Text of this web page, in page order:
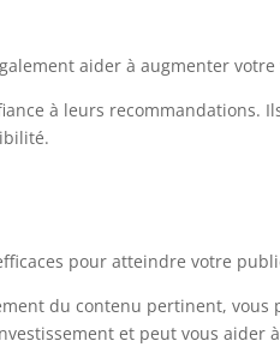
aider à augmenter
à leurs recommandations.
pour atteindre votre
du contenu pertinent, vous
et peut vous aider